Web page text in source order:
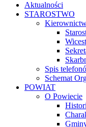
Aktualności
STAROSTWO
Spis
Schemat
POWIAT
O Powiecie